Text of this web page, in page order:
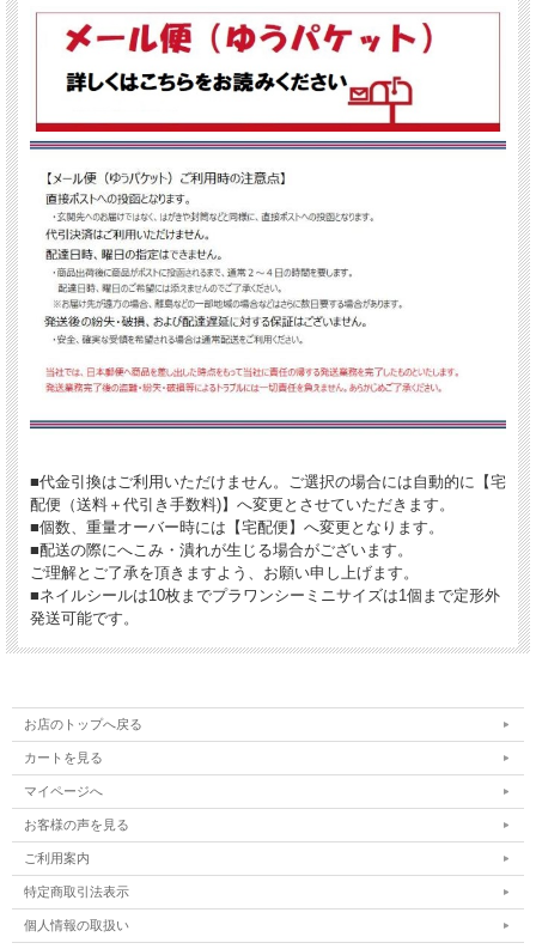
■代金引換はご利用いただけません。ご選択の場合には自動的に【宅
配便（送料＋代引き手数料)】へ変更とさせていただきます。
■個数、重量オーバー時には【宅配便】へ変更となります。
■配送の際にへこみ・潰れが生じる場合がございます。
ご理解とご了承を頂きますよう、お願い申し上げます。
■ネイルシールは10枚までプラワンシーミニサイズは1個まで定形外
発送可能です。
お店のトップへ戻る
カートを見る
マイページへ
お客様の声を見る
ご利用案内
特定商取引法表示
個人情報の取扱い